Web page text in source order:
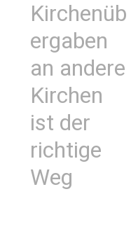
Kirchenüb
ergaben
an andere
Kirchen
ist der
richtige
Weg